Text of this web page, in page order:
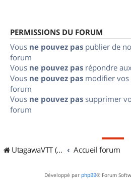
PERMISSIONS DU FORUM
Vous ne pouvez pas publier de
forum
Vous ne pouvez pas répondre
Vous ne pouvez pas modifier vos
forum
Vous ne pouvez pas supprimer
forum
UtagawaVTT (Randos VTT et VTTAE avec traces GPS) Accueil forum
Développé par phpBB® Forum